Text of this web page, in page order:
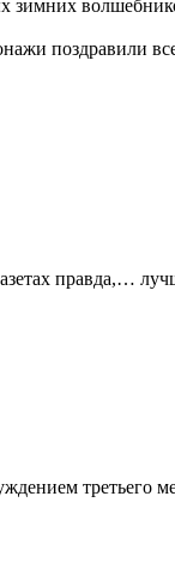
поздравили
правда,…
третьего